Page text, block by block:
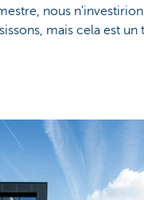
nous
mais cela est un